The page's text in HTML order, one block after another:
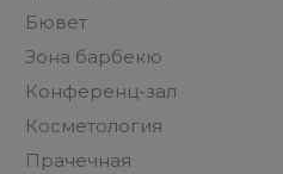
Бювет
Зона барбекю
Конференц-зал
Косметология
Прачечная